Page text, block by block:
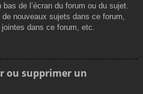
de l’écran du forum ou du sujet.
nouveaux sujets dans ce forum,
dans ce forum, etc.
ou supprimer un